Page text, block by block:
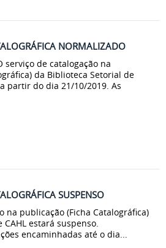
NORMALIZADO
serviço de catalogação na
da Biblioteca Setorial de
partir do dia 21/10/2019. As
SUSPENSO
na publicação (Ficha Catalográfica)
estará suspenso.
encaminhadas até o dia...